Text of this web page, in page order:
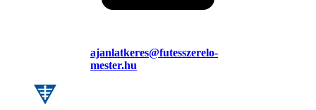
ajanlatkeres@futesszerelo-
mester.hu